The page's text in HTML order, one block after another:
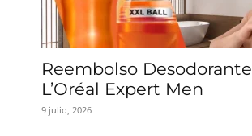
Reembolso Desodorante
L’Oréal Expert Men
9 julio, 2026